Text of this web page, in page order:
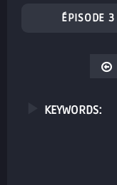
ÉPISODE 3
KEYWORDS: